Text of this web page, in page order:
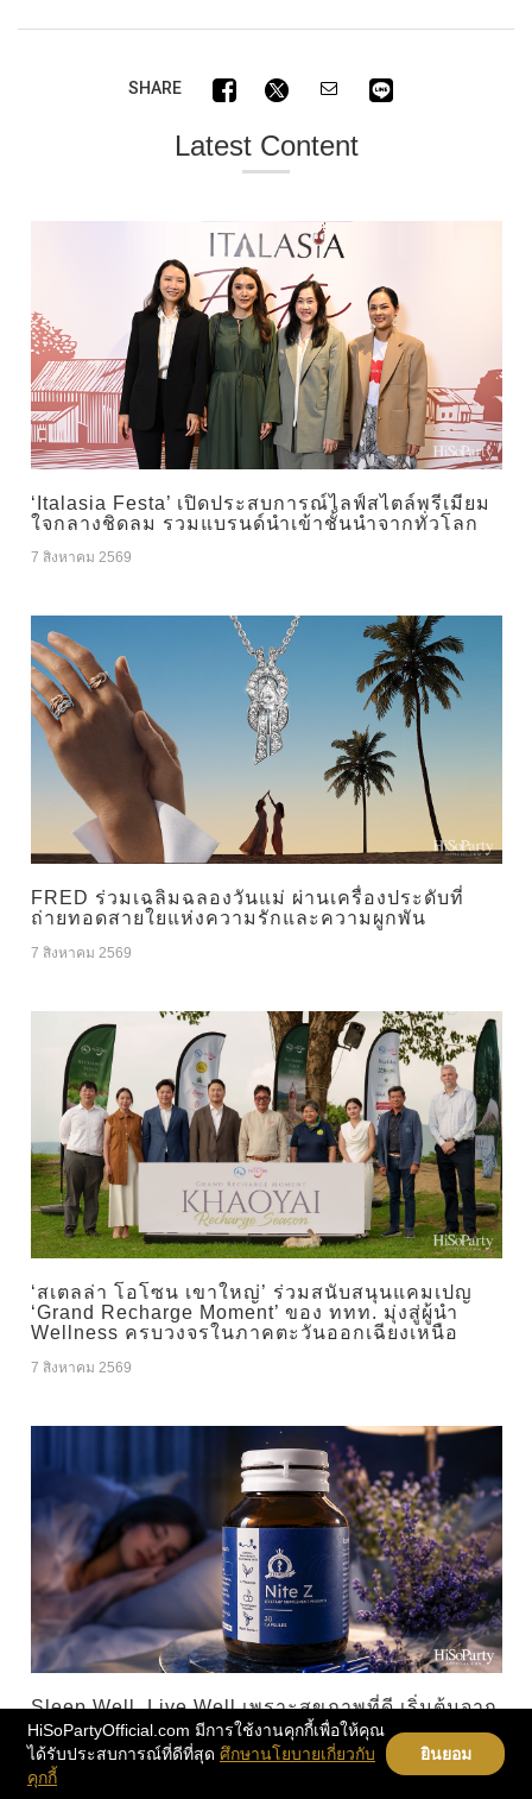
SHARE
Latest Content
‘Italasia Festa’ เปิดประสบการณ์ไลฟ์สไตล์พรีเมียม
ใจกลางชิดลม รวมแบรนด์นำเข้าชั้นนำจากทั่วโลก
7 สิงหาคม 2569
FRED ร่วมเฉลิมฉลองวันแม่ ผ่านเครื่องประดับที่
ถ่ายทอดสายใยแห่งความรักและความผูกพัน
7 สิงหาคม 2569
‘สเตลล่า โอโซน เขาใหญ่’ ร่วมสนับสนุนแคมเปญ
‘Grand Recharge Moment’ ของ ททท. มุ่งสู่ผู้นำ
Wellness ครบวงจรในภาคตะวันออกเฉียงเหนือ
7 สิงหาคม 2569
Sleep Well, Live Well เพราะสุขภาพที่ดี เริ่มต้นจาก
การนอนหลับที่มีคุณภาพ
7 สิงหาคม 2569
HiSoPartyOfficial.com มีการใช้งานคุกกี้เพื่อให้คุณ
ได้รับประสบการณ์ที่ดีที่สุด ศึกษานโยบายเกี่ยวกับ
คุกกี้
ยินยอม